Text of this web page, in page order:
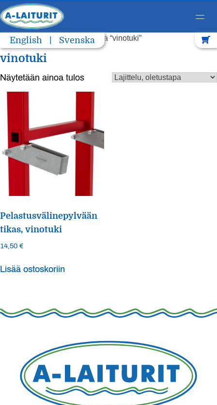
Skip
to
content
English Svenska
Etusivu/ Tuotteet avainsanalla “vinotuki”
vinotuki
Näytetään ainoa tulos
Pelastusvälinepylvään
tikas, vinotuki
14,50 €
Lisää ostoskoriin